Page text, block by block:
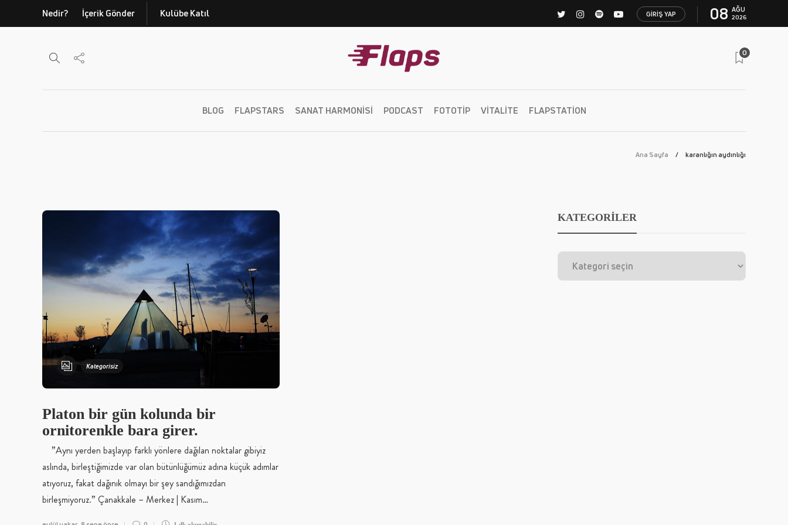
Nedir? İçerik Gönder Kulübe Katıl GIRIŞ YAP 08 AĞU
2026
0
BLOG FLAPSTARS SANAT HARMONISI PODCAST FOTOTIP VITALITE FLAPSTATION
Ana Sayfa karanlığın aydınlığı
Kategorisiz
Platon bir gün kolunda bir
ornitorenkle bara girer.
”Aynı yerden başlayıp farklı yönlere dağılan noktalar gibiyiz
aslında, birleştiğimizde var olan bütünlüğümüz adına küçük adımlar
atıyoruz, fakat dağınık olmayı bir şey sandığımızdan
birleşmiyoruz.” Çanakkale – Merkez | Kasım…
KATEGORİLER